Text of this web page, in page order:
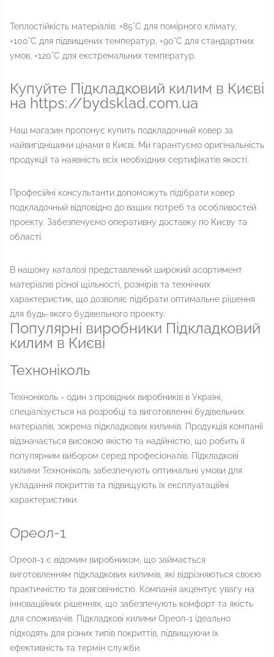
Теплостійкість матеріалів: +85°C для помірного клімату,
+100°C для підвищених температур, +90°C для стандартних
умов, +120°C для екстремальних температур.
Купуйте Підкладковий килим в Києві
на https://bydsklad.com.ua
Наш магазин пропонує купить подкладочный ковер за
найвигіднішими цінами в Києві. Ми гарантуємо оригінальність
продукції та наявність всіх необхідних сертифікатів якості.
Професійні консультанти допоможуть підібрати ковер
подкладочный відповідно до ваших потреб та особливостей
проекту. Забезпечуємо оперативну доставку по Києву та
області.
В нашому каталозі представлений широкий асортимент
матеріалів різної щільності, розмірів та технічних
характеристик, що дозволяє підібрати оптимальне рішення
для будь-якого будівельного проекту.
Популярні виробники Підкладковий
килим в Києві
Техноніколь
Техноніколь - один з провідних виробників в Україні,
спеціалізується на розробці та виготовленні будівельних
матеріалів, зокрема підкладкових килимів. Продукція компанії
відзначається високою якістю та надійністю, що робить її
популярним вибором серед професіоналів. Підкладкові
килими Техноніколь забезпечують оптимальні умови для
укладання покриттів та підвищують їх експлуатаційні
характеристики.
Ореол-1
Ореол-1 є відомим виробником, що займається
виготовленням підкладкових килимів, які відрізняються своєю
практичністю та довговічністю. Компанія акцентує увагу на
інноваційних рішеннях, що забезпечують комфорт та якість
для споживачів. Підкладкові килими Ореол-1 ідеально
підходять для різних типів покриттів, підвищуючи їх
ефективність та термін служби.